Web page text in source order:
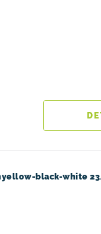
black-white